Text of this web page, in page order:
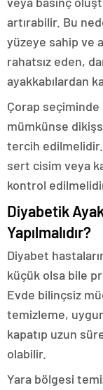
artırabilir. Bu
yüzeye sahip ve
rahatsız eden,
ayakkabılardan
Çorap seçiminde
mümkünse
tercih
sert cisim veya
kontrol
Diyabetik
Yapılmalıdır?
Diyabet
küçük olsa bile
Evde bilinçsiz
temizleme,
kapatıp uzun
olabilir.
Yara bölgesi